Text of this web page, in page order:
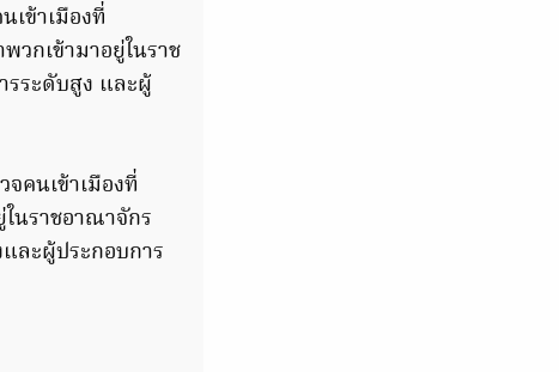
เข้าเมืองที่
วกเข้ามาอยู่ในราช
ระดับสูง และผู้
คนเข้าเมืองที่
นราชอาณาจักร
ละผู้ประกอบการ